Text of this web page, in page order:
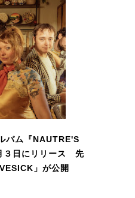
バム『NAUTRE'S
日にリリース 先
」が公開